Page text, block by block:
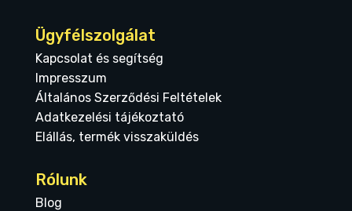
Ügyfélszolgálat
Kapcsolat és segítség
Impresszum
Általános Szerződési Feltételek
Adatkezelési tájékoztató
Elállás, termék visszaküldés
Rólunk
Blog